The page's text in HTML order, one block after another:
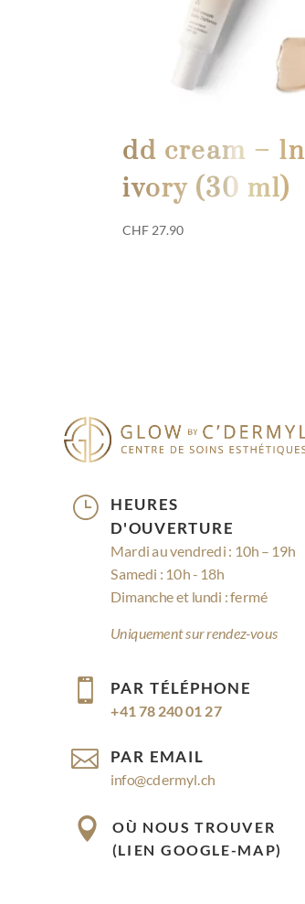
dd cream – 1n
ivory (30 ml)
CHF 27.90
}
HEURES
D'OUVERTURE
Mardi au vendredi : 10h – 19h
Samedi : 10h - 18h
Dimanche et lundi : fermé
Uniquement sur rendez-vous
 PAR TÉLÉPHONE
+41 78 240 01 27
 PAR EMAIL
info@cdermyl.ch
 OÙ NOUS TROUVER
(LIEN GOOGLE-MAP)